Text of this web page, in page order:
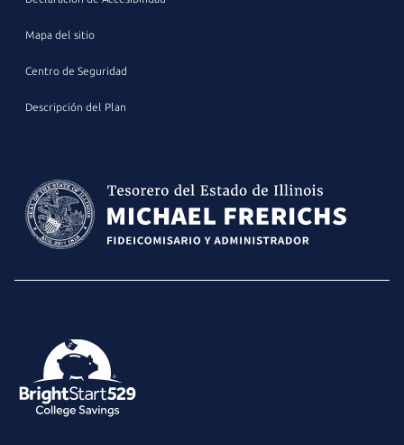
Mapa del sitio
Centro de Seguridad
Descripción del Plan